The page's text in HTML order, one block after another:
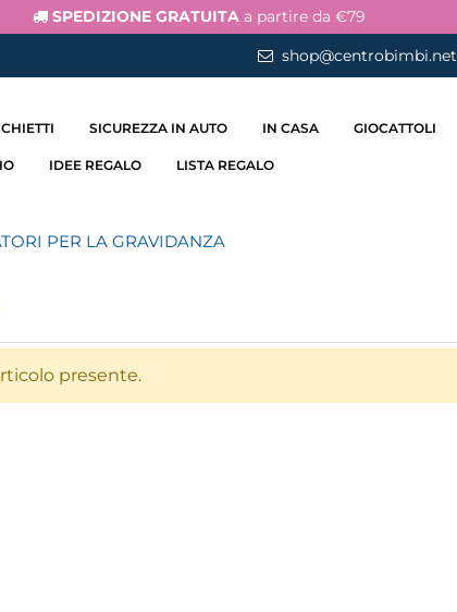
SPEDIZIONE GRATUITA a partire da €79
shop@centrobimbi.net
SICUREZZA IN AUTO IN CASA GIOCATTOLI
IDEE REGALO LISTA REGALO
PER LA GRAVIDANZA
presente.